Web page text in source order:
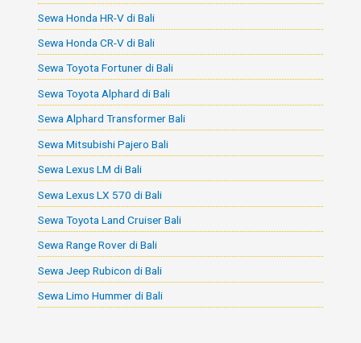
Sewa Honda HR-V di Bali
Sewa Honda CR-V di Bali
Sewa Toyota Fortuner di Bali
Sewa Toyota Alphard di Bali
Sewa Alphard Transformer Bali
Sewa Mitsubishi Pajero Bali
Sewa Lexus LM di Bali
Sewa Lexus LX 570 di Bali
Sewa Toyota Land Cruiser Bali
Sewa Range Rover di Bali
Sewa Jeep Rubicon di Bali
Sewa Limo Hummer di Bali